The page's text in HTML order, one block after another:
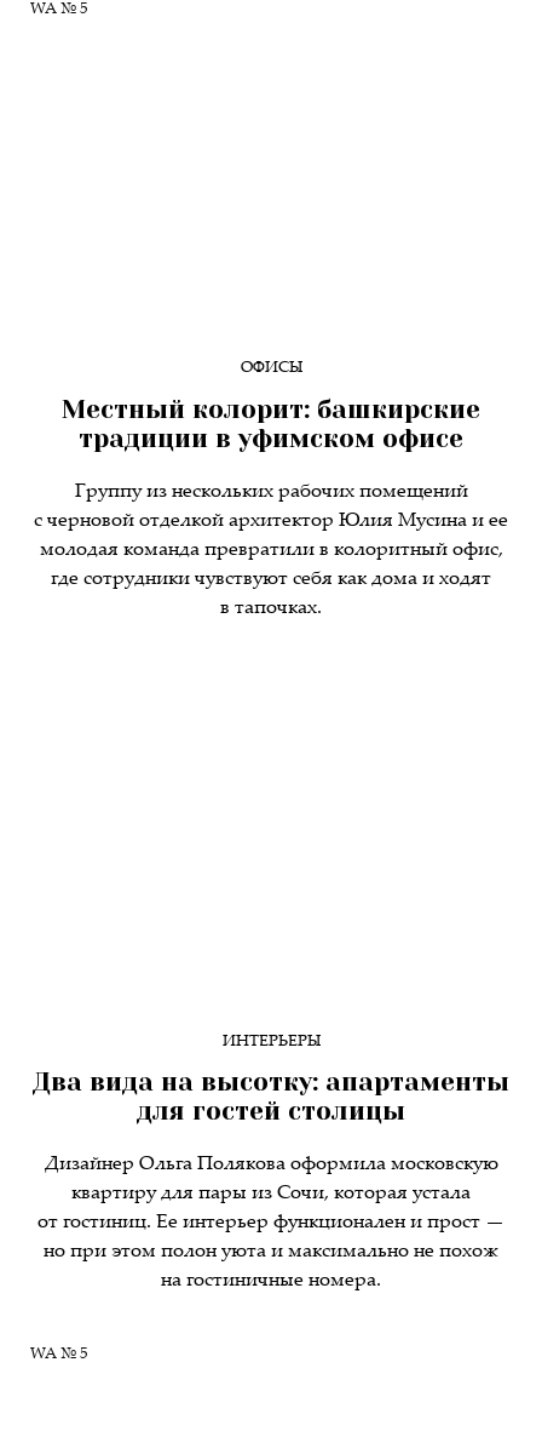
WA № 5
ОФИСЫ
Местный колорит: башкирские
традиции в уфимском офисе
Группу из нескольких рабочих помещений
с черновой отделкой архитектор Юлия Мусина и ее
молодая команда превратили в колоритный офис,
где сотрудники чувствуют себя как дома и ходят
в тапочках.
ИНТЕРЬЕРЫ
Два вида на высотку: апартаменты
для гостей столицы
Дизайнер Ольга Полякова оформила московскую
квартиру для пары из Сочи, которая устала
от гостиниц. Ее интерьер функционален и прост —
но при этом полон уюта и максимально не похож
на гостиничные номера.
WA № 5